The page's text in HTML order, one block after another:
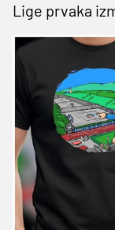
Lige prvaka